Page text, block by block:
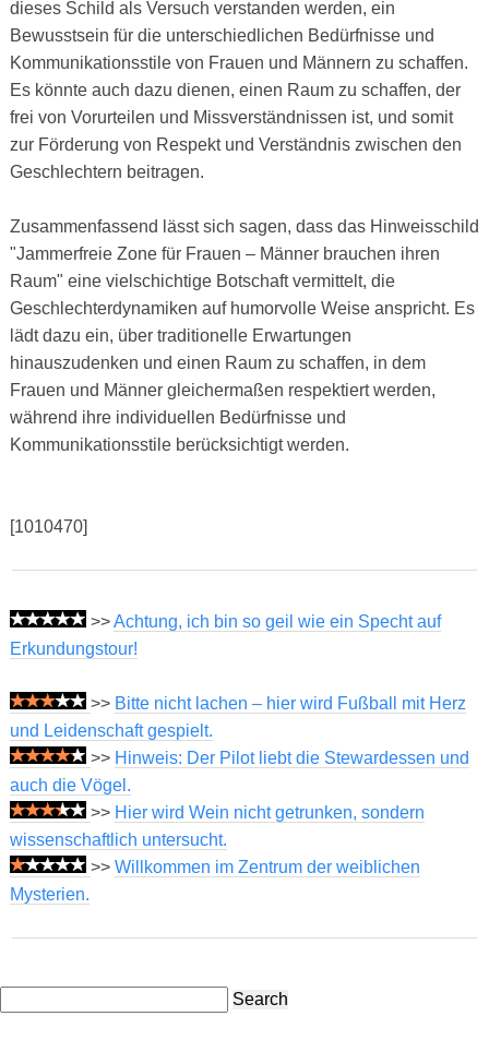
dieses Schild als Versuch verstanden werden, ein
Bewusstsein für die unterschiedlichen Bedürfnisse und
Kommunikationsstile von Frauen und Männern zu schaffen.
Es könnte auch dazu dienen, einen Raum zu schaffen, der
frei von Vorurteilen und Missverständnissen ist, und somit
zur Förderung von Respekt und Verständnis zwischen den
Geschlechtern beitragen.
Zusammenfassend lässt sich sagen, dass das Hinweisschild
"Jammerfreie Zone für Frauen – Männer brauchen ihren
Raum" eine vielschichtige Botschaft vermittelt, die
Geschlechterdynamiken auf humorvolle Weise anspricht. Es
lädt dazu ein, über traditionelle Erwartungen
hinauszudenken und einen Raum zu schaffen, in dem
Frauen und Männer gleichermaßen respektiert werden,
während ihre individuellen Bedürfnisse und
Kommunikationsstile berücksichtigt werden.
[1010470]
>>Achtung, ich bin so geil wie ein Specht auf
Erkundungstour!
>> Bitte nicht lachen – hier wird Fußball mit Herz
und Leidenschaft gespielt.
>> Hinweis: Der Pilot liebt die Stewardessen und
auch die Vögel.
>> Hier wird Wein nicht getrunken, sondern
wissenschaftlich untersucht.
>> Willkommen im Zentrum der weiblichen
Mysterien.
Search